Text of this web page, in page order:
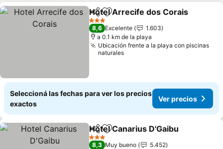
CompartirAñadir a favoritos
Hotel Arrecife dos Corais
3 Estrellas
8,6 Excelente
1.603
a 0.1 km de la playa
Ubicación frente a la playa con piscinas
naturales
Seleccioná las fechas para ver los precios
exactos
Ver precios
CompartirAñadir a favoritos
Hotel Canarius D'Gaibu
3 Estrellas
8,3 Muy bueno
5.452